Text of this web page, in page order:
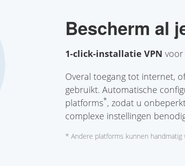
Bescherm al
1-click-installatie VPN voor
Overal toegang tot internet,
gebruikt. Automatische
platforms*, zodat u
complexe instellingen
* Andere platforms kunnen handmatig